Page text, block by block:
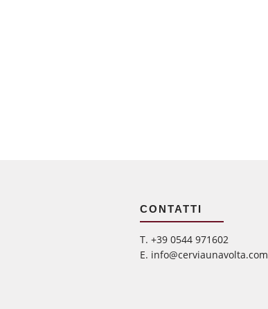
CONTATTI
‭T. +39 0544 971602
E. info@cerviaunavolta.com